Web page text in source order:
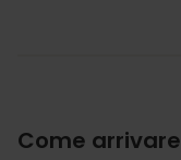
Come arrivare